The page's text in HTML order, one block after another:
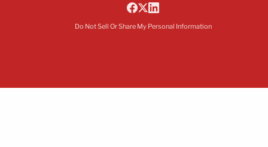
Do Not Sell Or Share My Personal Information